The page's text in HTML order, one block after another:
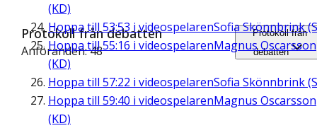
(KD)
Hoppa till 53:53 i videospelarenSofia Skönnbrink
Hoppa till55:16 i videospelarenMagnus Oscarsson
(KD)
Hoppa till 57:22 i videospelarenSofia Skönnbrink
Hoppa till 59:40 i videospelarenMagnus Oscarsson
(KD)
Protokoll från debatten
Anföranden: 48
Protokoll från
debatten